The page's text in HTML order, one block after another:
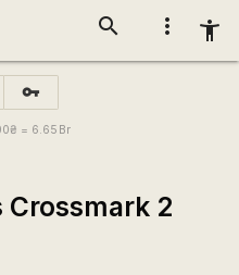
more_vert accessibility_new
search
vpn_key
₴ = 6.65 Br
2